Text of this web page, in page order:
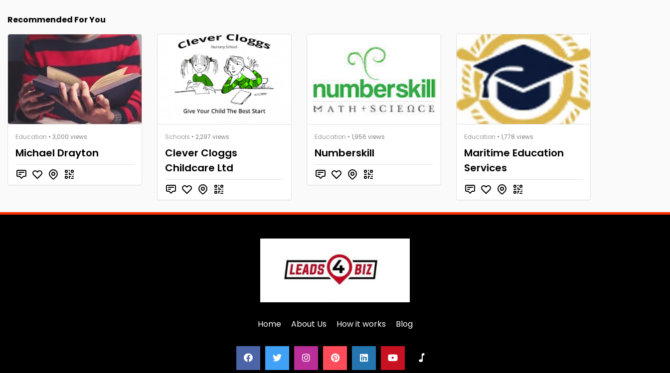
Recommended For You
Education • 3,000 views
Michael Drayton
Schools • 2,297 views
Clever Cloggs
Childcare Ltd
Education • 1,956 views
Numberskill
Education • 1,778 views
Maritime Education
Services
Home About Us How it works Blog